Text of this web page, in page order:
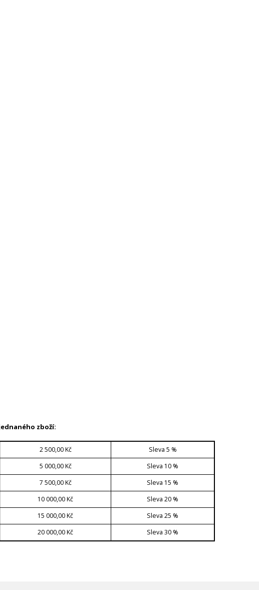
zboží:
2 500,00 Kč
Sleva 5 %
5 000,00 Kč
Sleva 10 %
7 500,00 Kč
Sleva 15 %
10 000,00 Kč
Sleva 20 %
15 000,00 Kč
Sleva 25 %
20 000,00 Kč Sleva 30 %